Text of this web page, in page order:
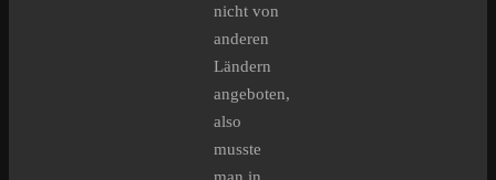
nicht von
anderen
Ländern
angeboten,
also
musste
man in